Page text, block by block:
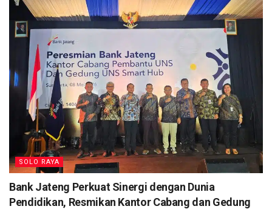
SOLO RAYA
Bank Jateng Perkuat Sinergi dengan Dunia
Pendidikan, Resmikan Kantor Cabang dan Gedung